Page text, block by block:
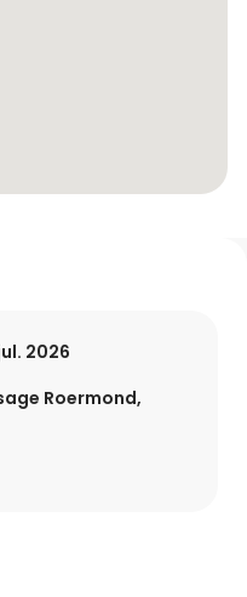
2026
Roermond,